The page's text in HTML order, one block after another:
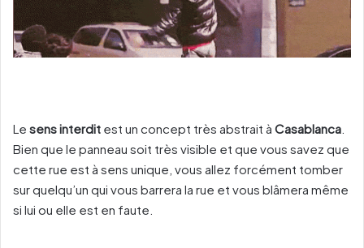
Le sens interdit est un concept très abstrait à Casablanca
Bien que le panneau soit très visible et que vous savez que
cette rue est à sens unique, vous allez forcément tomber
sur quelqu’un qui vous barrera la rue et vous blâmera même
si lui ou elle est en faute.